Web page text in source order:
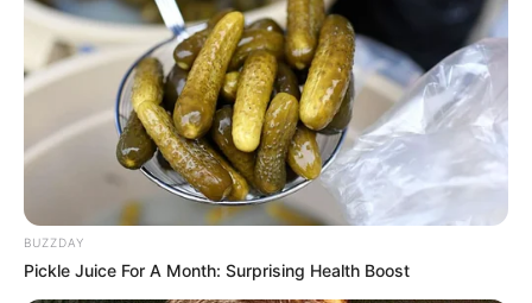
BUZZDAY
Pickle Juice For A Month: Surprising Health Boost